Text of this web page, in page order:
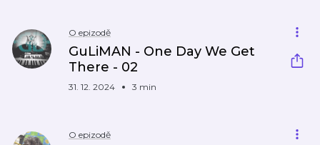
O epizodě
GuLiMAN - One Day We Get
There - 02
31. 12. 2024 3 min
O epizodě